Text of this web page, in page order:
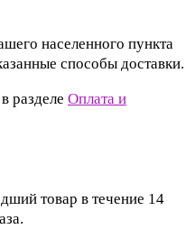
населенного пункта
способы доставки.
разделе Оплата и
товар в течение 14